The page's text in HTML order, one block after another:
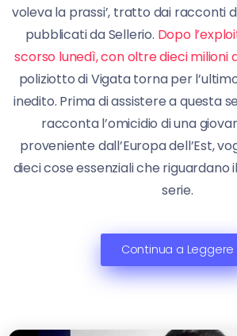
voleva la prassi’, tratto dai racconti
pubblicati da Sellerio. Dopo
scorso lunedì, con oltre dieci
poliziotto di Vigata torna per
inedito. Prima di assistere a questa
racconta l’omicidio di una
proveniente dall’Europa dell’Est,
dieci cose essenziali che riguardano
serie.
Continua a Leggere